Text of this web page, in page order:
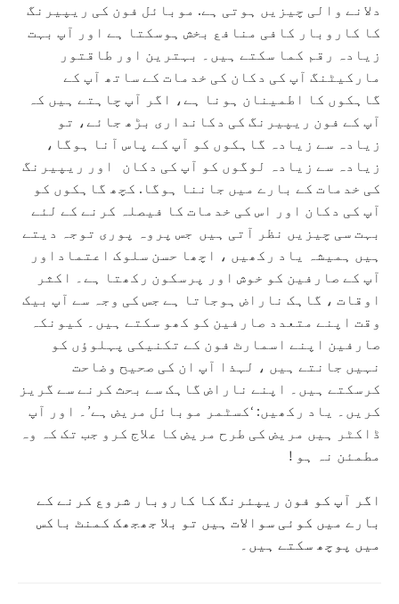
دلانے والی چیزیں ہوتی ہے. موبائل فون کی ریپیرنگ
کا کاروبار کافی منافع بخش ہوسکتا ہے اور آپ بہت
زیادہ رقم کما سکتے ہیں۔ بہترین اور طاقتور
مارکیٹنگ آپ کی دکان کی خدمات کے ساتھ آپ کے
گاہکوں کا اطمینان ہونا ہے، اگر آپ چاہتے ہیں کہ
آپ کے فون ریپیرنگ کی دکانداری بڑھ جائے، تو
زیادہ سے زیادہ گاہکوں کو آپ کے پاس آنا ہوگا،
زیادہ سے زیادہ لوگوں کو آپ کی دکان اور ریپیرنگ
کی خدمات کے بارے میں جاننا ہوگا. کچھ گاہکوں کو
آپ کی دکان اور اس کی خدمات کا فیصلہ کرنے کے لئے
بہت سی چیزیں نظر آتی ہیں جس پروہ پوری توجہ دیتے
ہیں ہمیشہ یاد رکھیں ، اچھا حسن سلوک اعتماداور
آپ کے صارفین کو خوش اور پرسکون رکھتا ہے۔ اکثر
اوقات ، گاہک ناراض ہوجاتا ہے جس کی وجہ سے آپ بیک
وقت اپنے متعدد صارفین کو کھو سکتے ہیں۔ کیونکہ
صارفین اپنے اسمارٹ فون کے تکنیکی پہلوؤں کو
نہیں جانتے ہیں ، لہذا آپ ان کی صحیح وضاحت
کرسکتے ہیں۔ اپنے ناراض گاہک سے بحث کرنے سے گریز
کریں۔ یاد رکھیں: ‘کسٹمر موبائل مریض ہے’۔ اور آپ
ڈاکٹر ہیں مریض کی طرح مریض کا علاج کرو جب تک کہ وہ
مطمئن نہ ہو !
اگر آپ کو فون ریپئرنگ کا کاروبار شروع کرنے کے
بارے میں کوئی سوالات ہیں تو بلا جھجھک کمنٹ باکس
میں پوچھ سکتے ہیں۔